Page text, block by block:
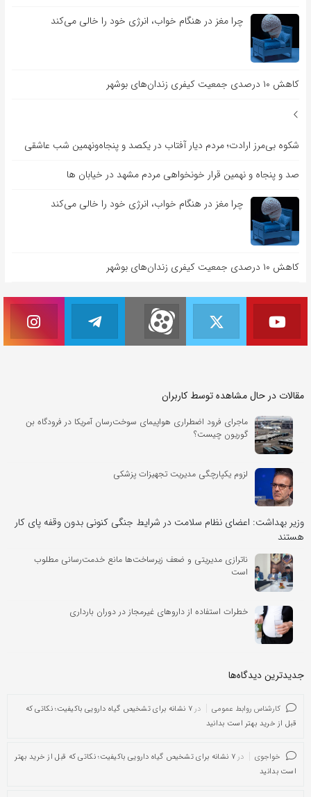
چرا مغز در هنگام خواب، انرژی خود را خالی می‌کند
کاهش ۱۰ درصدی جمعیت کیفری زندان‌های بوشهر
شکوه بی‌مرز ارادت؛ مردم دیار آفتاب در یکصد و پنجاه‌ونهمین شب عاشقی
صد و پنجاه و نهمین قرار خونخواهی مردم مشهد در خیابان ها
چرا مغز در هنگام خواب، انرژی خود را خالی می‌کند
کاهش ۱۰ درصدی جمعیت کیفری زندان‌های بوشهر
مقالات در حال مشاهده توسط کاربران
ماجرای فرود اضطراری هواپیمای سوخت‌رسان آمریکا در فرودگاه بن
گوریون چیست؟
لزوم یکپارچگی مدیریت تجهیزات پزشکی
وزیر بهداشت: اعضای نظام سلامت در شرایط جنگی کنونی بدون وقفه پای کار
هستند
ناترازی مدیریتی و ضعف زیرساخت‌ها مانع خدمت‌رسانی مطلوب
است
خطرات استفاده از داروهای غیرمجاز در دوران بارداری
جدیدترین دیدگاه‌‌ها
کارشناس روابط عمومی در
۷ نشانه برای تشخیص گیاه دارویی باکیفیت؛ نکاتی که
قبل از خرید بهتر است بدانید
خواجوی در
۷ نشانه برای تشخیص گیاه دارویی باکیفیت؛ نکاتی که قبل از خرید بهتر
است بدانید